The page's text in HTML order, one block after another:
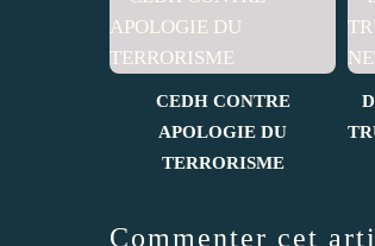
CEDH CONTRE
APOLOGIE DU
TERRORISME
Commenter cet